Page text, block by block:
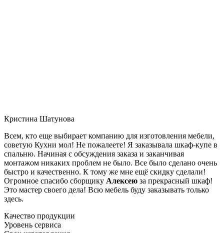
Кристина Шатунова
Всем, кто еще выбирает компанию для изготовления мебели,
советую Кухни мол! Не пожалеете! Я заказывала шкаф-купе в
спальню. Начиная с обсуждения заказа и заканчивая
монтажом никаких проблем не было. Все было сделано очень
быстро и качественно. К тому же мне ещё скидку сделали!
Огромное спасибо сборщику Алексею за прекрасный шкаф!
Это мастер своего дела! Всю мебель буду заказывать только
здесь.
Качество продукции
Уровень сервиса